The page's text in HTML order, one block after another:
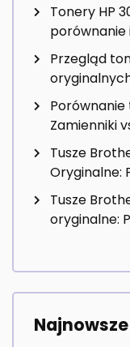
Tonery HP
porównanie
Przegląd
Porównanie
Zamienniki
Tusze
Oryginalne:
Tusze
oryginalne: